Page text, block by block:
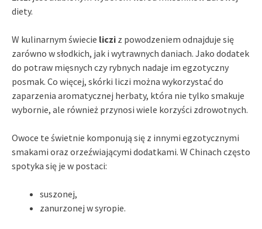
diety.
W kulinarnym świecie liczi z powodzeniem odnajduje się
zarówno w słodkich, jak i wytrawnych daniach. Jako dodatek
do potraw mięsnych czy rybnych nadaje im egzotyczny
posmak. Co więcej, skórki liczi można wykorzystać do
zaparzenia aromatycznej herbaty, która nie tylko smakuje
wybornie, ale również przynosi wiele korzyści zdrowotnych.
Owoce te świetnie komponują się z innymi egzotycznymi
smakami oraz orzeźwiającymi dodatkami. W Chinach często
spotyka się je w postaci:
suszonej,
zanurzonej w syropie.